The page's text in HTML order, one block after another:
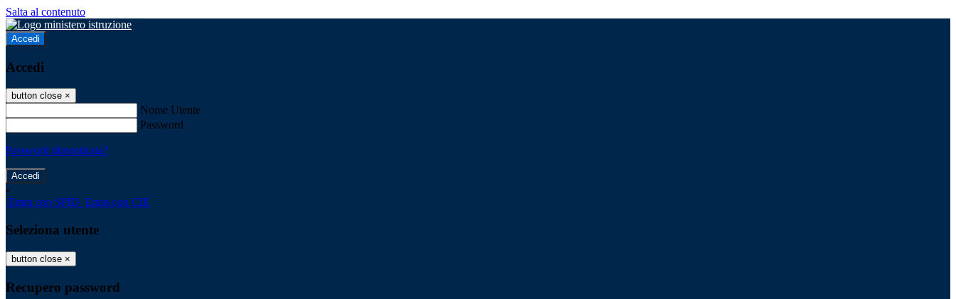
Salta al contenuto
Accedi
Accedi
button close ×
Nome Utente
Password
Password dimenticata?
-
Entra con SPID Entra con CIE
Seleziona utente
button close ×
Recupero password